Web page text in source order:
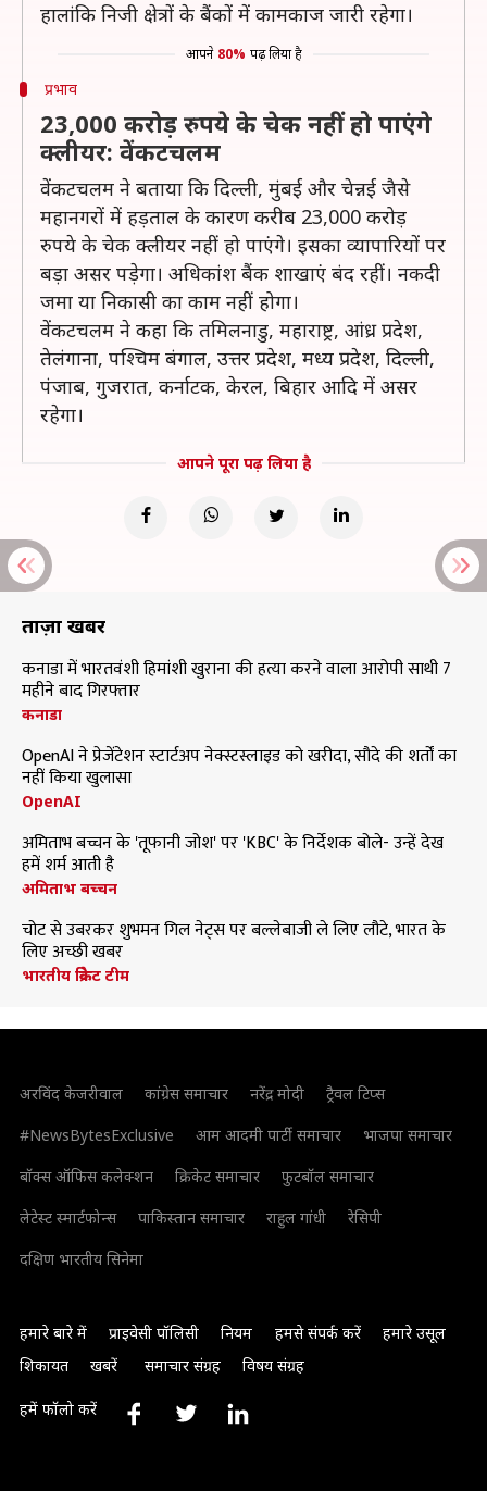
हालांकि निजी क्षेत्रों के बैंकों में कामकाज जारी रहेगा।
आपने 80% पढ़ लिया है
प्रभाव
23,000 करोड़ रुपये के चेक नहीं हो पाएंगे
क्लीयर: वेंकटचलम
वेंकटचलम ने बताया कि दिल्ली, मुंबई और चेन्नई जैसे
महानगरों में हड़ताल के कारण करीब 23,000 करोड़
रुपये के चेक क्लीयर नहीं हो पाएंगे। इसका व्यापारियों पर
बड़ा असर पड़ेगा। अधिकांश बैंक शाखाएं बंद रहीं। नकदी
जमा या निकासी का काम नहीं होगा।
वेंकटचलम ने कहा कि तमिलनाडु, महाराष्ट्र, आंध्र प्रदेश,
तेलंगाना, पश्चिम बंगाल, उत्तर प्रदेश, मध्य प्रदेश, दिल्ली,
पंजाब, गुजरात, कर्नाटक, केरल, बिहार आदि में असर
रहेगा।
आपने पूरा पढ़ लिया है
ताज़ा खबरें
कनाडा में भारतवंशी हिमांशी खुराना की हत्या करने वाला आरोपी साथी 7
महीने बाद गिरफ्तार
कनाडा
OpenAI ने प्रेजेंटेशन स्टार्टअप नेक्स्टस्लाइड को खरीदा, सौदे की शर्तों का
नहीं किया खुलासा
OpenAI
अमिताभ बच्चन के 'तूफानी जोश' पर 'KBC' के निर्देशक बोले- उन्हें देख
हमें शर्म आती है
अमिताभ बच्चन
चोट से उबरकर शुभमन गिल नेट्स पर बल्लेबाजी ले लिए लौटे, भारत के
लिए अच्छी खबर
भारतीय क्रिकेट टीम
अरविंद केजरीवाल कांग्रेस समाचार नरेंद्र मोदी
ट्रैवल टिप्स
#NewsBytesExclusive
आम आदमी पार्टी समाचार
भाजपा समाचार
बॉक्स ऑफिस कलेक्शन
क्रिकेट समाचार
फुटबॉल समाचार
लेटेस्ट स्मार्टफोन्स
पाकिस्तान समाचार राहुल गांधी
रेसिपी
दक्षिण भारतीय सिनेमा
हमारे बारे में प्राइवेसी पॉलिसी नियम हमसे संपर्क करें
हमारे उसूल
शिकायत
खबरें समाचार संग्रह विषय संग्रह
हमें फॉलो करें